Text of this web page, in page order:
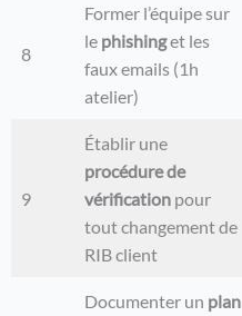
8
Former l’équipe sur
le phishinget les
faux emails (1h
atelier)
9
Établir une
procédure de
vérification pour
tout changement de
RIB client
Documenter un plan